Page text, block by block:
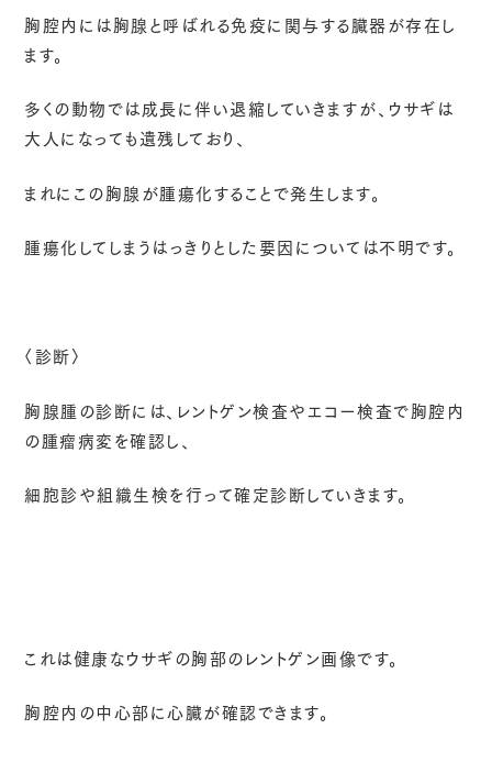
胸腔内には胸腺と呼ばれる免疫に関与する臓器が存在し
ます。
多くの動物では成長に伴い退縮していきますが、ウサギは
大人になっても遺残しており、
まれにこの胸腺が腫瘍化することで発生します。
腫瘍化してしまうはっきりとした要因については不明です。
〈診断〉
胸腺腫の診断には、レントゲン検査やエコー検査で胸腔内
の腫瘤病変を確認し、
細胞診や組織生検を行って確定診断していきます。
これは健康なウサギの胸部のレントゲン画像です。
胸腔内の中心部に心臓が確認できます。